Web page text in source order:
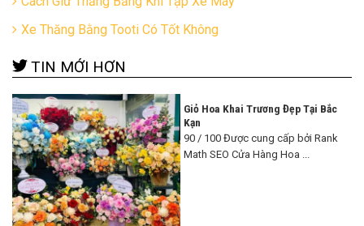
Xe Thăng Bằng Tooti Có Tốt Không
TIN MỚI HƠN
Giỏ Hoa Khai Trương Đẹp Tại Bắc
Kạn
90 / 100 Được cung cấp bởi Rank
Math SEO Cửa Hàng Hoa ...